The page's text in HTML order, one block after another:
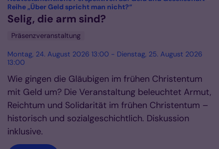
Reihe „Über Geld spricht man nicht?“:
Selig, die arm sind?
Präsenzveranstaltung
Montag, 24. August 2026 13:00 - Dienstag, 25. August 2026
13:00
Wie gingen die Gläubigen im frühen Christentum
mit Geld um? Die Veranstaltung beleuchtet Armut,
Reichtum und Solidarität im frühen Christentum –
historisch und sozialgeschichtlich. Diskussion
inklusive.